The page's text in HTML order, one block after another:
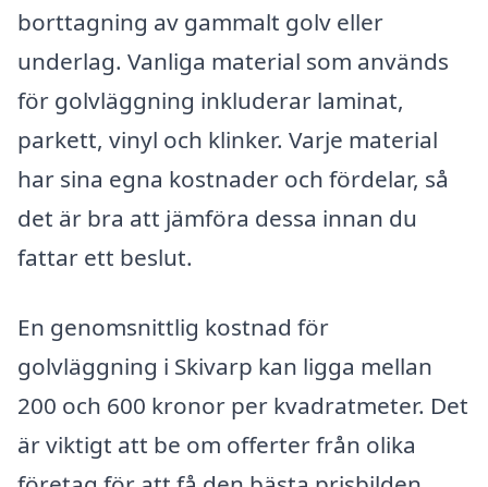
borttagning av gammalt golv eller
underlag. Vanliga material som används
för golvläggning inkluderar laminat,
parkett, vinyl och klinker. Varje material
har sina egna kostnader och fördelar, så
det är bra att jämföra dessa innan du
fattar ett beslut.
En genomsnittlig kostnad för
golvläggning i Skivarp kan ligga mellan
200 och 600 kronor per kvadratmeter. Det
är viktigt att be om offerter från olika